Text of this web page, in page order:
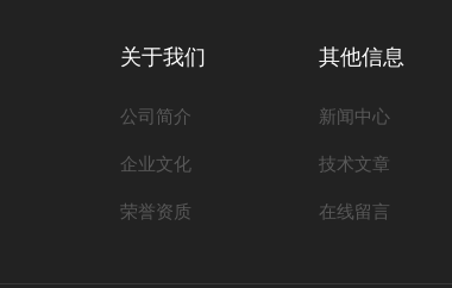
关于我们
公司简介
企业文化
荣誉资质
其他信息
新闻中心
技术文章
在线留言